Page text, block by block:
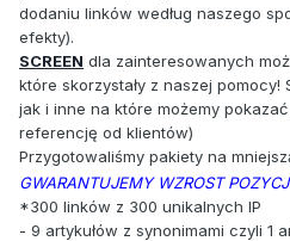
dodaniu linków według naszego
efekty).
SCREEN dla zainteresowanych
które skorzystały z naszej pomocy!
jak i inne na które możemy
referencję od klientów)
Przygotowaliśmy pakiety na
GWARANTUJEMY WZROST
*300 linków z 300 unikalnych IP
- 9 artykułów z synonimami czyli 1